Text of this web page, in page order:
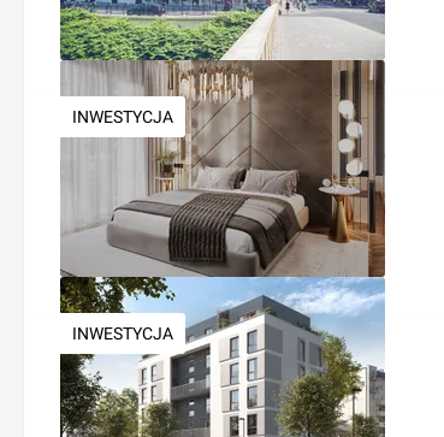
INWESTYCJA
INWESTYCJA